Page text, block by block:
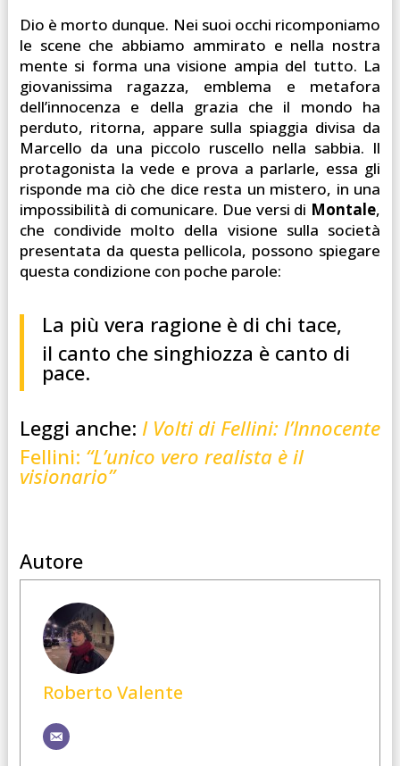
Dio è morto dunque. Nei suoi occhi ricomponiamo
le scene che abbiamo ammirato e nella nostra
mente si forma una visione ampia del tutto. La
giovanissima ragazza, emblema e metafora
dell’innocenza e della grazia che il mondo ha
perduto, ritorna, appare sulla spiaggia divisa da
Marcello da una piccolo ruscello nella sabbia. Il
protagonista la vede e prova a parlarle, essa gli
risponde ma ciò che dice resta un mistero, in una
impossibilità di comunicare. Due versi di Montale,
che condivide molto della visione sulla società
presentata da questa pellicola, possono spiegare
questa condizione con poche parole:
La più vera ragione è di chi tace,
il canto che singhiozza è canto di
pace.
Leggi anche: I Volti di Fellini: l’Innocente
Fellini: “L’unico vero realista è il
visionario”
Autore
Roberto Valente